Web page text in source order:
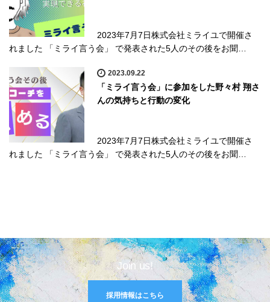
2023年7月7日株式会社ミライユで開催さ
れました 「ミライ言う会」 で発表された5人のその後をお聞…
2023.09.22
「ミライ言う会」に参加をした野々村 翔さ
んの気持ちと行動の変化
2023年7月7日株式会社ミライユで開催さ
れました 「ミライ言う会」 で発表された5人のその後をお聞…
Join us!
採用情報はこちら